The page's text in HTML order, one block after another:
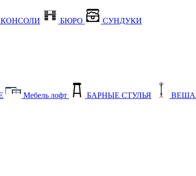
КОНСОЛИ БЮРО СУНДУКИ
Мебель лофт БАРНЫЕ СТУЛЬЯ